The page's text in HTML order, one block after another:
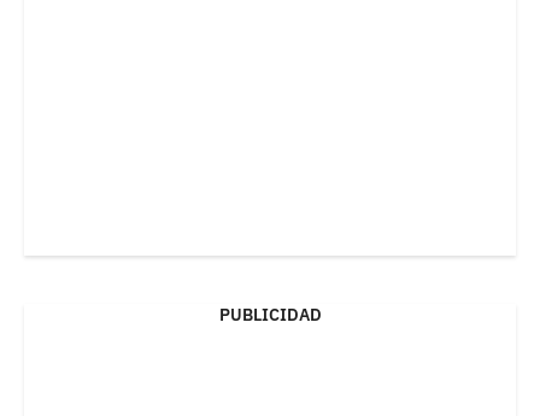
PUBLICIDAD